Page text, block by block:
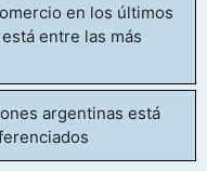
en los últimos
entre las más
argentinas está